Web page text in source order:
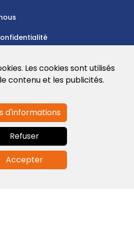
nous
Les cookies sont utilisés
contenu et les publicités.
d'informations
Refuser
Accepter